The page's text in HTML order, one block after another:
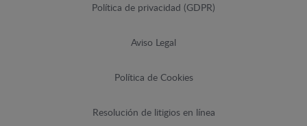
Política de privacidad (GDPR)
Aviso Legal
Política de Cookies
Resolución de litigios en línea